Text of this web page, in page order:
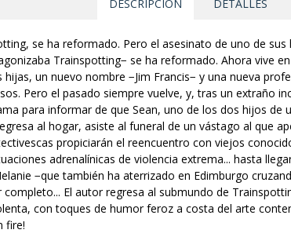
DESCRIPCIÓN DETALLES
se ha reformado. Pero el asesinato de uno de
Trainspotting− se ha reformado. Ahora vive
un nuevo nombre −Jim Francis− y una nueva
Pero el pasado siempre vuelve, y, tras un extraño
para informar de que Sean, uno de los dos hijos
al hogar, asiste al funeral de un vástago al que
propiciarán el reencuentro con viejos
adrenalínicas de violencia extrema... hasta
−que también ha aterrizado en Edimburgo
El autor regresa al submundo de
con toques de humor feroz a costa del arte
fire!